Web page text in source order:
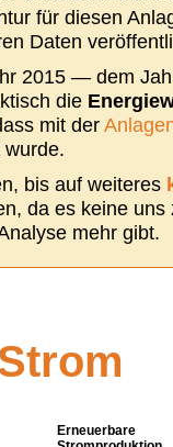
für diesen
Daten
2015 — dem
die
mit der
bis auf weiteres
da es keine
mehr gibt.
Erneuerbare